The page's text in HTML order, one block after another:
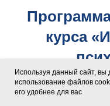
курса
дает все
Используя данный сайт, вы
использование файлов
его удобнее для вас